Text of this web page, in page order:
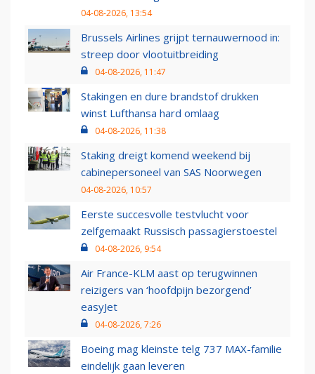
04-08-2026, 13:54
Brussels Airlines grijpt ternauwernood in:
streep door vlootuitbreiding
04-08-2026, 11:47
Stakingen en dure brandstof drukken
winst Lufthansa hard omlaag
04-08-2026, 11:38
Staking dreigt komend weekend bij
cabinepersoneel van SAS Noorwegen
04-08-2026, 10:57
Eerste succesvolle testvlucht voor
zelfgemaakt Russisch passagierstoestel
04-08-2026, 9:54
Air France-KLM aast op terugwinnen
reizigers van ‘hoofdpijn bezorgend’
easyJet
04-08-2026, 7:26
Boeing mag kleinste telg 737 MAX-familie
eindelijk gaan leveren